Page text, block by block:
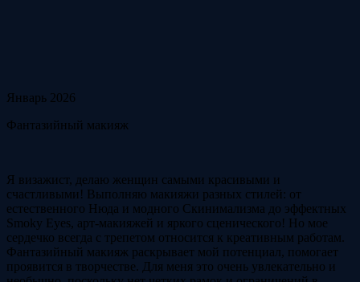
Январь 2026
Фантазийный макияж
Я визажист, делаю женщин самыми красивыми и
счастливыми! Выполняю макияжи разных стилей: от
естественного Нюда и модного Скинимализма до эффектных
Smoky Eyes, арт-макияжей и яркого сценического! Но мое
сердечко всегда с трепетом относится к креативным работам.
Фантазийный макияж раскрывает мой потенциал, помогает
проявится в творчестве. Для меня это очень увлекательно и